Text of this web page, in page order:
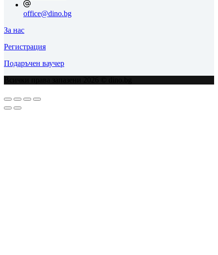
office@dino.bg
За нас
Регистрация
Подаръчен ваучер